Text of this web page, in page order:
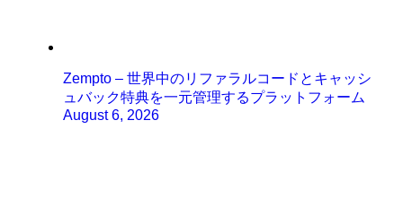
Zempto – 世界中のリファラルコードとキャッシ
ュバック特典を一元管理するプラットフォーム
August 6, 2026